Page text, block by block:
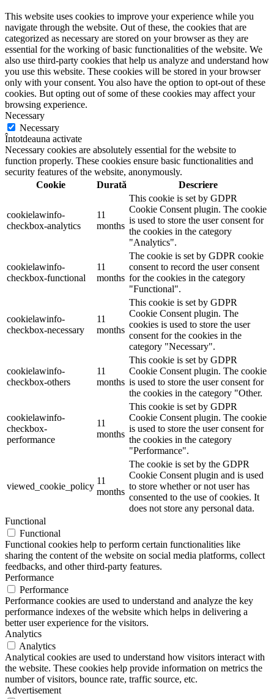
This website uses cookies to improve your experience while you
navigate through the website. Out of these, the cookies that are
categorized as necessary are stored on your browser as they are
essential for the working of basic functionalities of the website. We
also use third-party cookies that help us analyze and understand how
you use this website. These cookies will be stored in your browser
only with your consent. You also have the option to opt-out of these
cookies. But opting out of some of these cookies may affect your
browsing experience.
Necessary
Necessary
Întotdeauna activate
Necessary cookies are absolutely essential for the website to
function properly. These cookies ensure basic functionalities and
security features of the website, anonymously.
Cookie
Durată Descriere
cookielawinfo-
checkbox-analytics
11
months
This cookie is set by GDPR
Cookie Consent plugin. The cookie
is used to store the user consent for
the cookies in the category
"Analytics".
cookielawinfo-
checkbox-functional
11
months
The cookie is set by GDPR cookie
consent to record the user consent
for the cookies in the category
"Functional".
cookielawinfo-
checkbox-necessary
11
months
This cookie is set by GDPR
Cookie Consent plugin. The
cookies is used to store the user
consent for the cookies in the
category "Necessary".
cookielawinfo-
checkbox-others
11
months
This cookie is set by GDPR
Cookie Consent plugin. The cookie
is used to store the user consent for
the cookies in the category "Other.
cookielawinfo-
checkbox-
performance
11
months
This cookie is set by GDPR
Cookie Consent plugin. The cookie
is used to store the user consent for
the cookies in the category
"Performance".
viewed_cookie_policy
11
months
The cookie is set by the GDPR
Cookie Consent plugin and is used
to store whether or not user has
consented to the use of cookies. It
does not store any personal data.
Functional
Functional
Functional cookies help to perform certain functionalities like
sharing the content of the website on social media platforms, collect
feedbacks, and other third-party features.
Performance
Performance
Performance cookies are used to understand and analyze the key
performance indexes of the website which helps in delivering a
better user experience for the visitors.
Analytics
Analytics
Analytical cookies are used to understand how visitors interact with
the website. These cookies help provide information on metrics the
number of visitors, bounce rate, traffic source, etc.
Advertisement